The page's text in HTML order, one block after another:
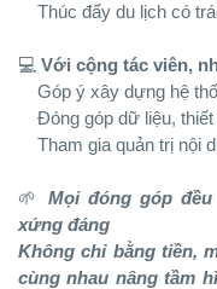
Thúc đẩy du lịch có
💻 Với cộng tác viên,
Góp ý xây dựng hệ
Đóng góp dữ liệu, thiết
Tham gia quản trị nội
🌱
Mọi đóng góp
xứng đáng
Không chỉ bằng tiền,
cùng nhau nâng tầm